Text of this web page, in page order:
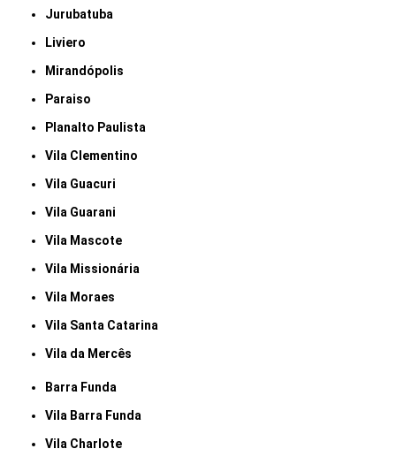
Jurubatuba
Liviero
Mirandópolis
Paraiso
Planalto Paulista
Vila Clementino
Vila Guacuri
Vila Guarani
Vila Mascote
Vila Missionária
Vila Moraes
Vila Santa Catarina
Vila da Mercês
Barra Funda
Vila Barra Funda
Vila Charlote